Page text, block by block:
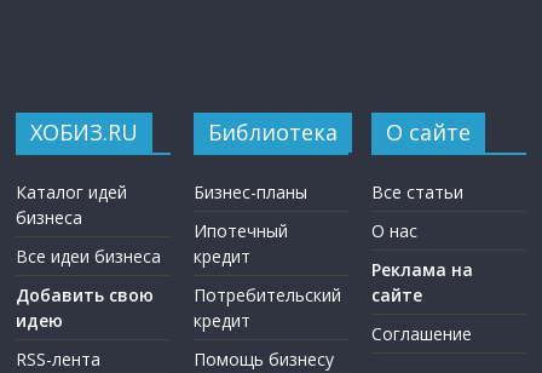
ХОБИЗ.RU
Каталог идей
бизнеса
Все идеи бизнеса
Добавить свою
идею
RSS-лента
Библиотека
Бизнес-планы
Ипотечный
кредит
Потребительский
кредит
Помощь бизнесу
О сайте
Все статьи
О нас
Реклама на
сайте
Соглашение